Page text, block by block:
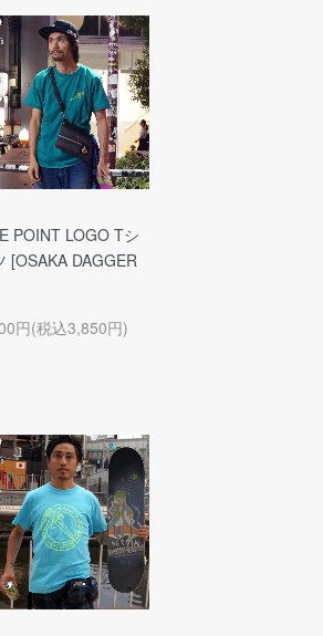
POINT LOGO Tシ
[OSAKA DAGGER
円(税込3,850円)